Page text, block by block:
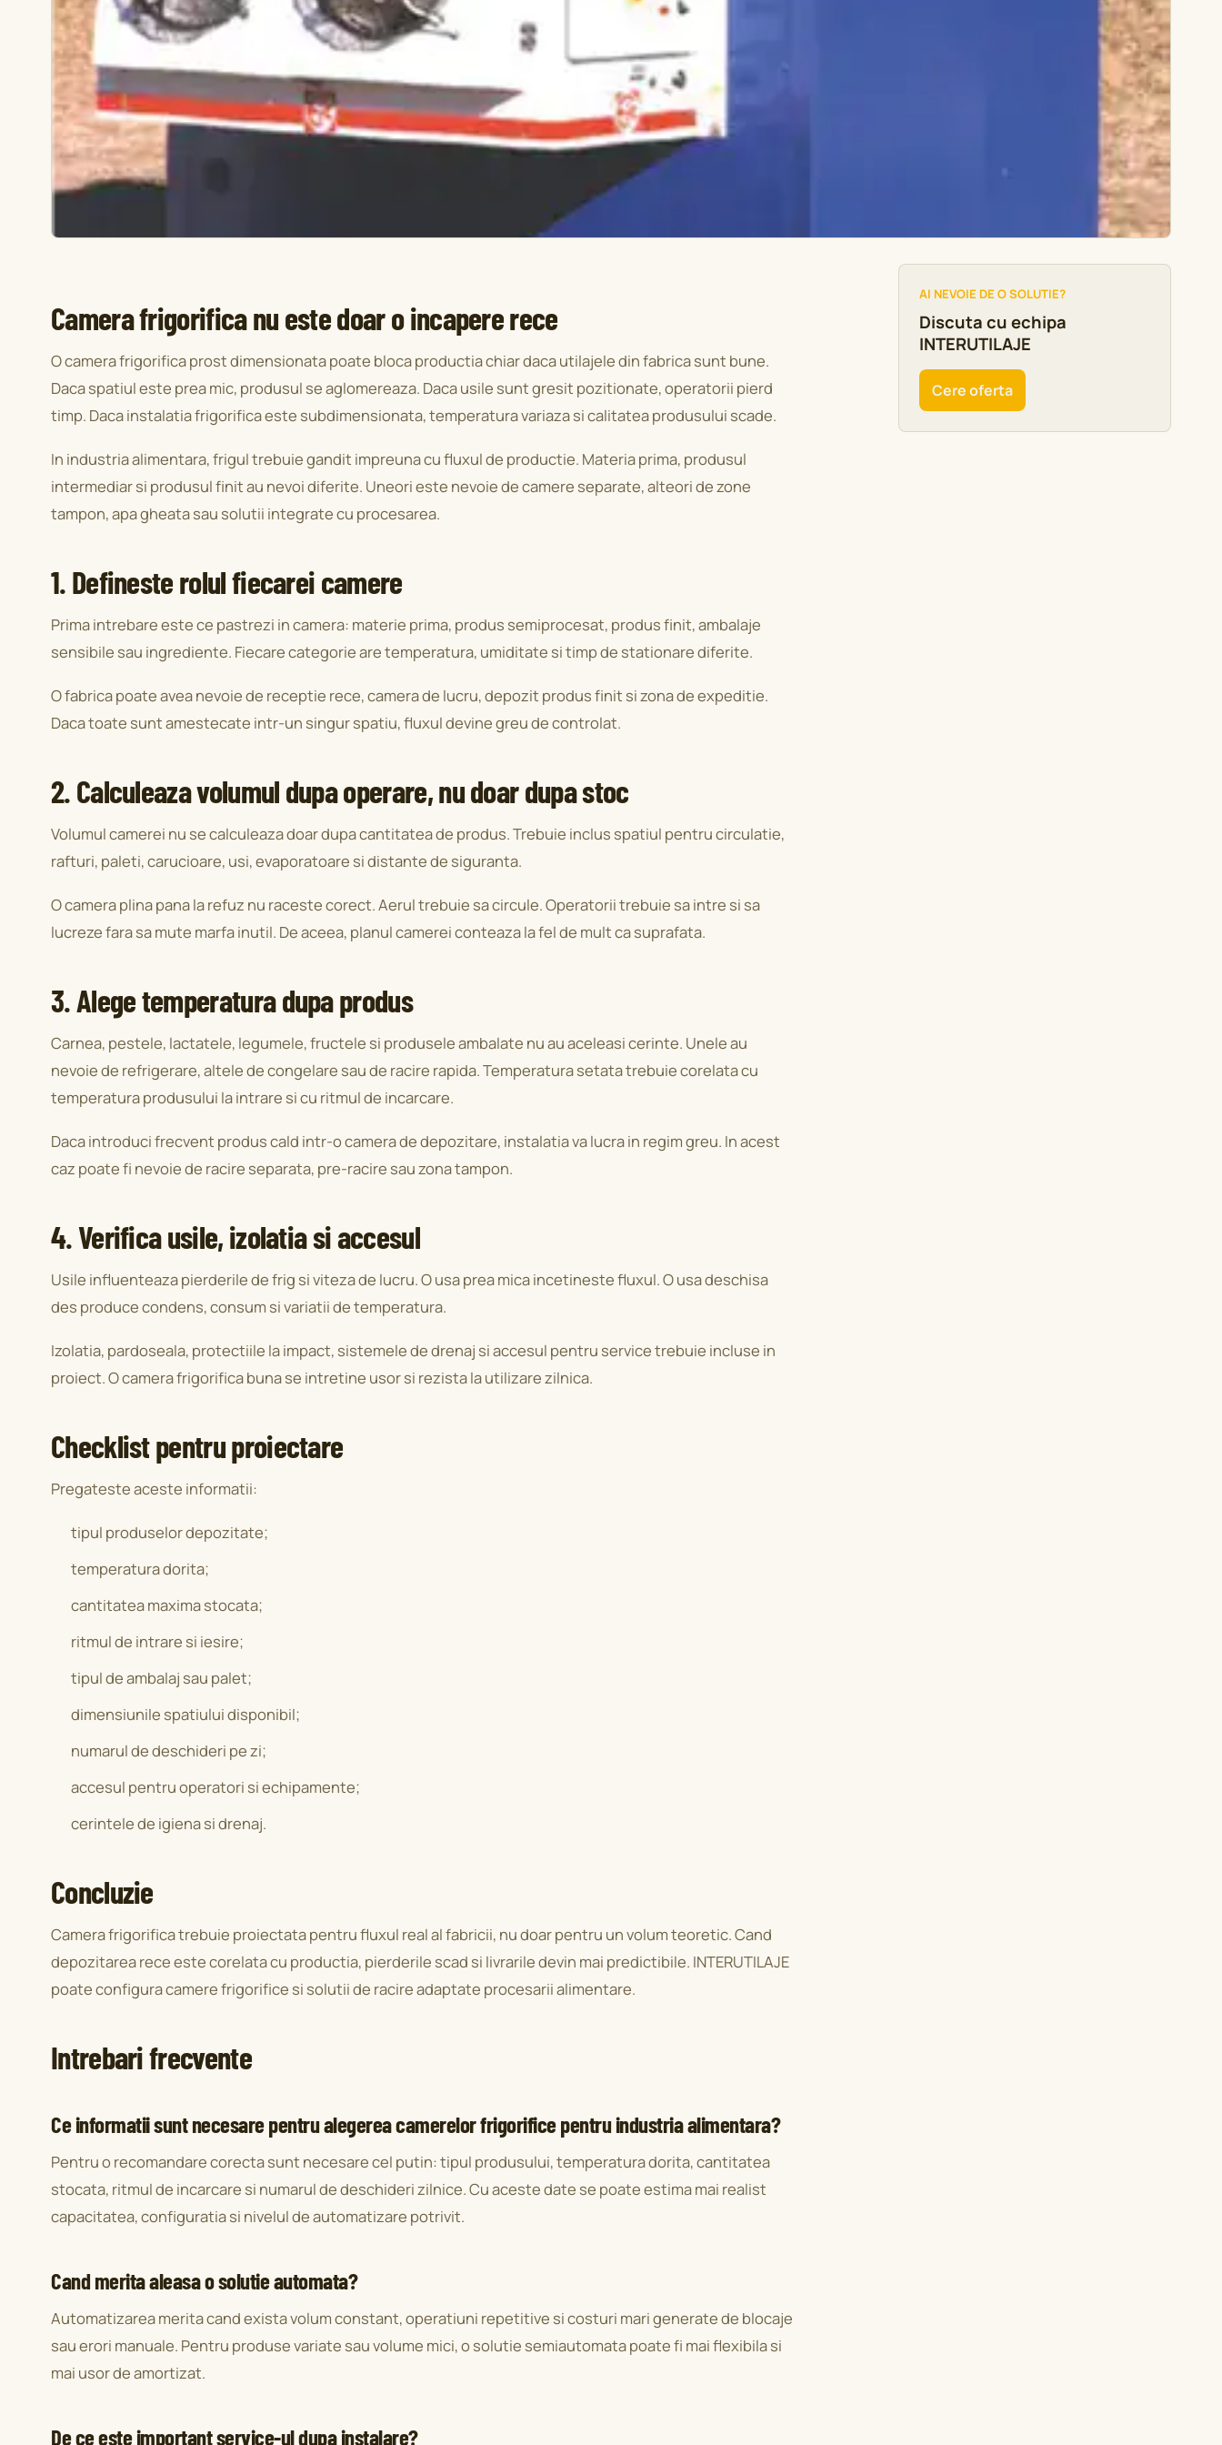
Camera frigorifica nu este doar o incapere rece
O camera frigorifica prost dimensionata poate bloca productia chiar daca utilajele din fabrica sunt bune.
Daca spatiul este prea mic, produsul se aglomereaza. Daca usile sunt gresit pozitionate, operatorii pierd
timp. Daca instalatia frigorifica este subdimensionata, temperatura variaza si calitatea produsului scade.
In industria alimentara, frigul trebuie gandit impreuna cu fluxul de productie. Materia prima, produsul
intermediar si produsul finit au nevoi diferite. Uneori este nevoie de camere separate, alteori de zone
tampon, apa gheata sau solutii integrate cu procesarea.
1. Defineste rolul fiecarei camere
Prima intrebare este ce pastrezi in camera: materie prima, produs semiprocesat, produs finit, ambalaje
sensibile sau ingrediente. Fiecare categorie are temperatura, umiditate si timp de stationare diferite.
O fabrica poate avea nevoie de receptie rece, camera de lucru, depozit produs finit si zona de expeditie.
Daca toate sunt amestecate intr-un singur spatiu, fluxul devine greu de controlat.
2. Calculeaza volumul dupa operare, nu doar dupa stoc
Volumul camerei nu se calculeaza doar dupa cantitatea de produs. Trebuie inclus spatiul pentru circulatie,
rafturi, paleti, carucioare, usi, evaporatoare si distante de siguranta.
O camera plina pana la refuz nu raceste corect. Aerul trebuie sa circule. Operatorii trebuie sa intre si sa
lucreze fara sa mute marfa inutil. De aceea, planul camerei conteaza la fel de mult ca suprafata.
3. Alege temperatura dupa produs
Carnea, pestele, lactatele, legumele, fructele si produsele ambalate nu au aceleasi cerinte. Unele au
nevoie de refrigerare, altele de congelare sau de racire rapida. Temperatura setata trebuie corelata cu
temperatura produsului la intrare si cu ritmul de incarcare.
Daca introduci frecvent produs cald intr-o camera de depozitare, instalatia va lucra in regim greu. In acest
caz poate fi nevoie de racire separata, pre-racire sau zona tampon.
4. Verifica usile, izolatia si accesul
Usile influenteaza pierderile de frig si viteza de lucru. O usa prea mica incetineste fluxul. O usa deschisa
des produce condens, consum si variatii de temperatura.
Izolatia, pardoseala, protectiile la impact, sistemele de drenaj si accesul pentru service trebuie incluse in
proiect. O camera frigorifica buna se intretine usor si rezista la utilizare zilnica.
Checklist pentru proiectare
Pregateste aceste informatii:
tipul produselor depozitate;
temperatura dorita;
cantitatea maxima stocata;
ritmul de intrare si iesire;
tipul de ambalaj sau palet;
dimensiunile spatiului disponibil;
numarul de deschideri pe zi;
accesul pentru operatori si echipamente;
cerintele de igiena si drenaj.
Concluzie
Camera frigorifica trebuie proiectata pentru fluxul real al fabricii, nu doar pentru un volum teoretic. Cand
depozitarea rece este corelata cu productia, pierderile scad si livrarile devin mai predictibile. INTERUTILAJE
poate configura camere frigorifice si solutii de racire adaptate procesarii alimentare.
Intrebari frecvente
Ce informatii sunt necesare pentru alegerea camerelor frigorifice pentru industria alimentara?
Pentru o recomandare corecta sunt necesare cel putin: tipul produsului, temperatura dorita, cantitatea
stocata, ritmul de incarcare si numarul de deschideri zilnice. Cu aceste date se poate estima mai realist
capacitatea, configuratia si nivelul de automatizare potrivit.
Cand merita aleasa o solutie automata?
Automatizarea merita cand exista volum constant, operatiuni repetitive si costuri mari generate de blocaje
sau erori manuale. Pentru produse variate sau volume mici, o solutie semiautomata poate fi mai flexibila si
mai usor de amortizat.
De ce este important service-ul dupa instalare?
AI NEVOIE DE O SOLUTIE?
Discuta cu echipa
INTERUTILAJE
Cere oferta